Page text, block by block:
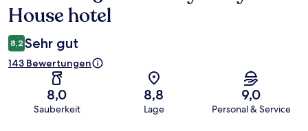
House hotel
8,2 Sehr gut
143 Bewertungen
8,0
Sauberkeit
8,8
Lage
9,0
Personal & Service